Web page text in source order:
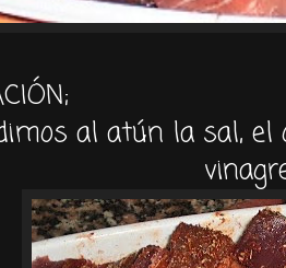
;
al atún la sal, el